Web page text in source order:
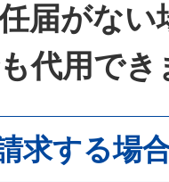
届がない
代用でき
求する場